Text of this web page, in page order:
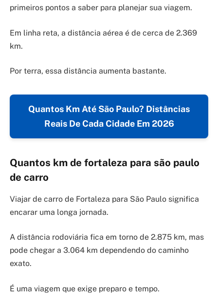
primeiros pontos a saber para planejar sua viagem.
Em linha reta, a distância aérea é de cerca de 2.369
km.
Por terra, essa distância aumenta bastante.
Quantos Km Até São Paulo? Distâncias
Reais De Cada Cidade Em 2026
Quantos km de fortaleza para são paulo
de carro
Viajar de carro de Fortaleza para São Paulo significa
encarar uma longa jornada.
A distância rodoviária fica em torno de 2.875 km, mas
pode chegar a 3.064 km dependendo do caminho
exato.
É uma viagem que exige preparo e tempo.